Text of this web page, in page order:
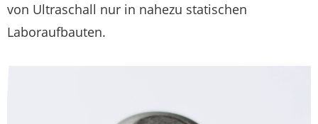
von Ultraschall nur in nahezu statischen
Laboraufbauten.